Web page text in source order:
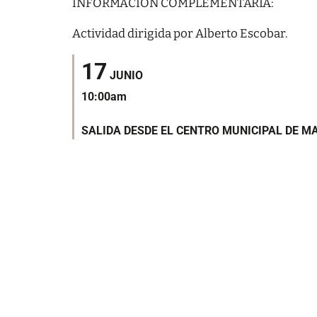
INFORMACIÓN COMPLEMENTARIA:
Actividad dirigida por Alberto Escobar.
17 JUNIO
10:00am
SALIDA DESDE EL CENTRO MUNICIPAL DE